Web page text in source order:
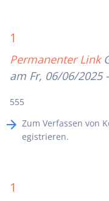
1
Permanenter Link
am Fr, 06/06/2025
555
Zum Verfassen von
egistrieren.
1